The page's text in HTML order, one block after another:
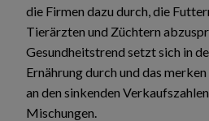
die Firmen dazu durch, die
Tierärzten und Züchtern
Gesundheitstrend setzt sich in
Ernährung durch und das
an den sinkenden
Mischungen.